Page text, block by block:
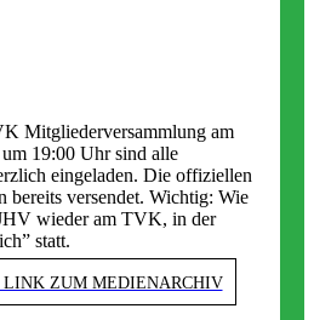
Mitgliederversammlung am
19:00 Uhr sind alle
eingeladen. Die offiziellen
bereits versendet. Wichtig: Wie
wieder am TVK, in der
statt.
ZUM MEDIENARCHIV